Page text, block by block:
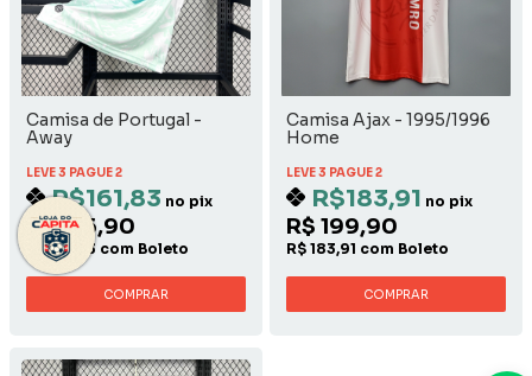
Camisa de Portugal -
Away
LEVE 3 PAGUE 2
R$161,83 no pix
R$ 175,90
R$ 161,83 com Boleto
COMPRAR
Camisa Ajax - 1995/1996
Home
LEVE 3 PAGUE 2
R$183,91 no pix
R$ 199,90
R$ 183,91 com Boleto
COMPRAR